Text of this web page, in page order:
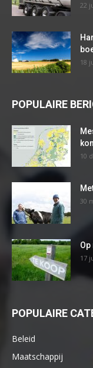
22
18
POPULAIRE
10
30
17
POPULAIRE
Beleid
Maatschappij